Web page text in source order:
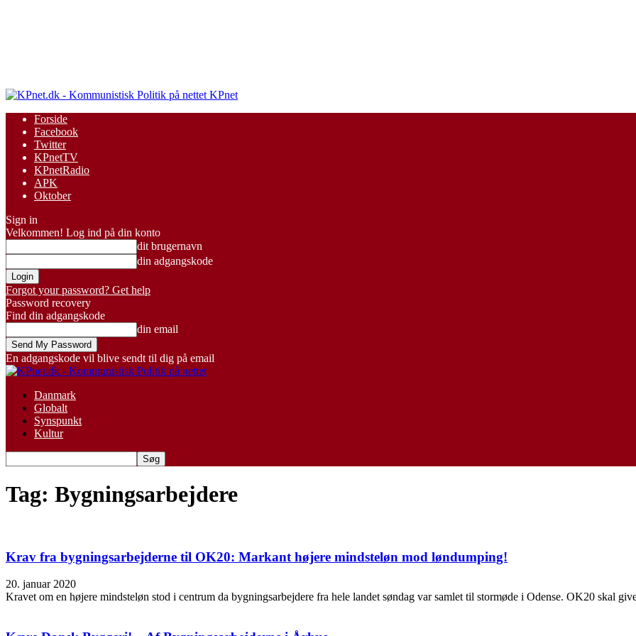
KPnet
Forside
Facebook
Twitter
KPnetTV
KPnetRadio
APK
Oktober
Sign in
Velkommen! Log ind på din konto
dit brugernavn
din adgangskode
Forgot your password? Get help
Password recovery
Find din adgangskode
din email
En adgangskode vil blive sendt til dig på email
Danmark
Globalt
Synspunkt
Kultur
Tag: Bygningsarbejdere
Krav fra bygningsarbejderne til OK20: Markant højere mindsteløn mod løndumping!
20. januar 2020
Kravet om en højere mindsteløn stod i centrum da bygningsarbejdere fra hele landet søndag var samlet til stormøde i Odense. OK20 skal